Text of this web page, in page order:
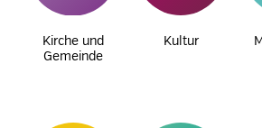
Kirche und
Gemeinde
Kultur